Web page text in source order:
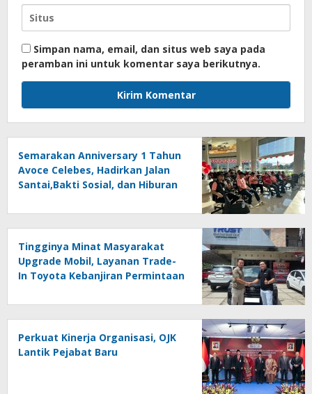
Simpan nama, email, dan situs web saya pada
peramban ini untuk komentar saya berikutnya.
Semarakan Anniversary 1 Tahun
Avoce Celebes, Hadirkan Jalan
Santai,Bakti Sosial, dan Hiburan
Tingginya Minat Masyarakat
Upgrade Mobil, Layanan Trade-
In Toyota Kebanjiran Permintaan
Perkuat Kinerja Organisasi, OJK
Lantik Pejabat Baru